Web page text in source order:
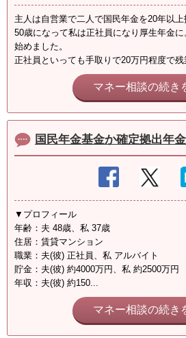
主人は自営業で二人で国民年金を20年以
50歳になって私は正社員になり厚生年金
始めました。
正社員といっても手取りで20万円程度で残
マネー相談の続き
国民年金基金か確定拠出年
▼プロフィール
年齢：夫 48歳、私 37歳
住居：賃貸マンション
職業：夫(彼) 正社員、私 アルバイト
貯金：夫(彼) 約4000万円、私 約2500万円
年収：夫(彼) 約150...
マネー相談の続き